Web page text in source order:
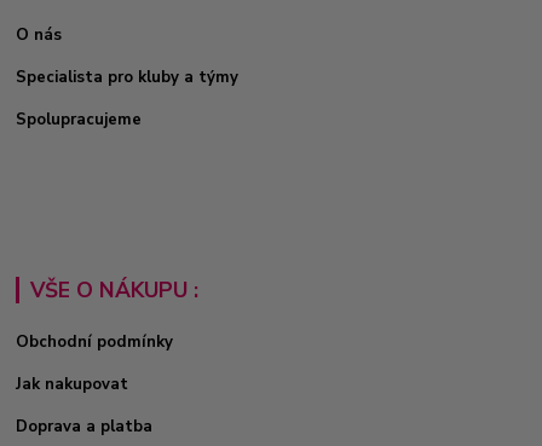
O nás
Specialista pro kluby a týmy
Spolupracujeme
VŠE O NÁKUPU :
Obchodní podmínky
Jak nakupovat
Doprava a platba